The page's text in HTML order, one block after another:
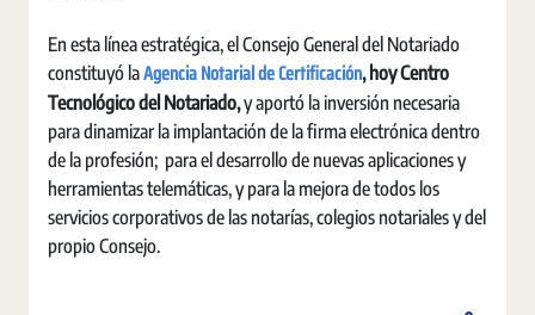
En esta línea estratégica, el Consejo General del Notariado
constituyó laAgencia Notarial de Certificación, hoy Centro
Tecnológico del Notariado,y aportó la inversión necesaria
para dinamizar la implantación de la firma electrónica dentro
de la profesión; para el desarrollo de nuevas aplicaciones y
herramientas telemáticas, y para la mejora de todos los
servicios corporativos de las notarías, colegios notariales y del
propio Consejo.